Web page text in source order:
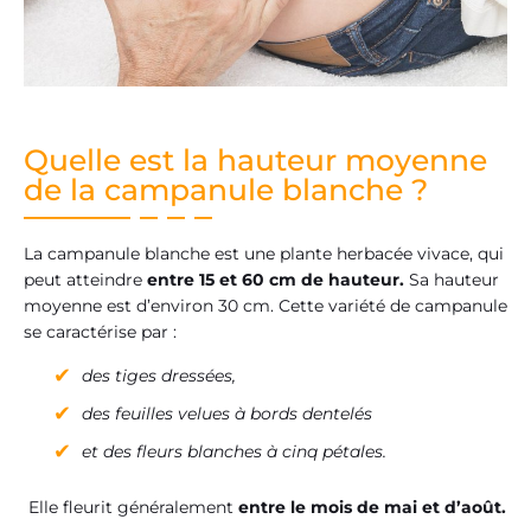
Quelle est la hauteur moyenne
de la campanule blanche ?
La campanule blanche est une plante herbacée vivace, qui
peut atteindre entre 15 et 60 cm de hauteur. Sa hauteur
moyenne est d’environ 30 cm. Cette variété de campanule
se caractérise par :
des tiges dressées,
des feuilles velues à bords dentelés
et des fleurs blanches à cinq pétales.
Elle fleurit généralement entre le mois de mai et d’août.